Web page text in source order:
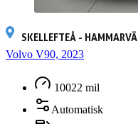
SKELLEFTEÅ -
Volvo V90, 2023
10022 mil
Automatisk